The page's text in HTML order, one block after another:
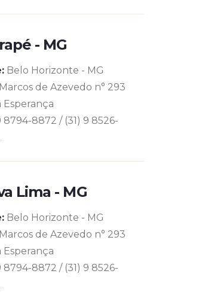
- MG
Belo Horizonte - MG
de Azevedo n° 293
Esperança
8794-8872 / (31) 9 8526-
Lima - MG
Belo Horizonte - MG
de Azevedo n° 293
Esperança
8794-8872 / (31) 9 8526-